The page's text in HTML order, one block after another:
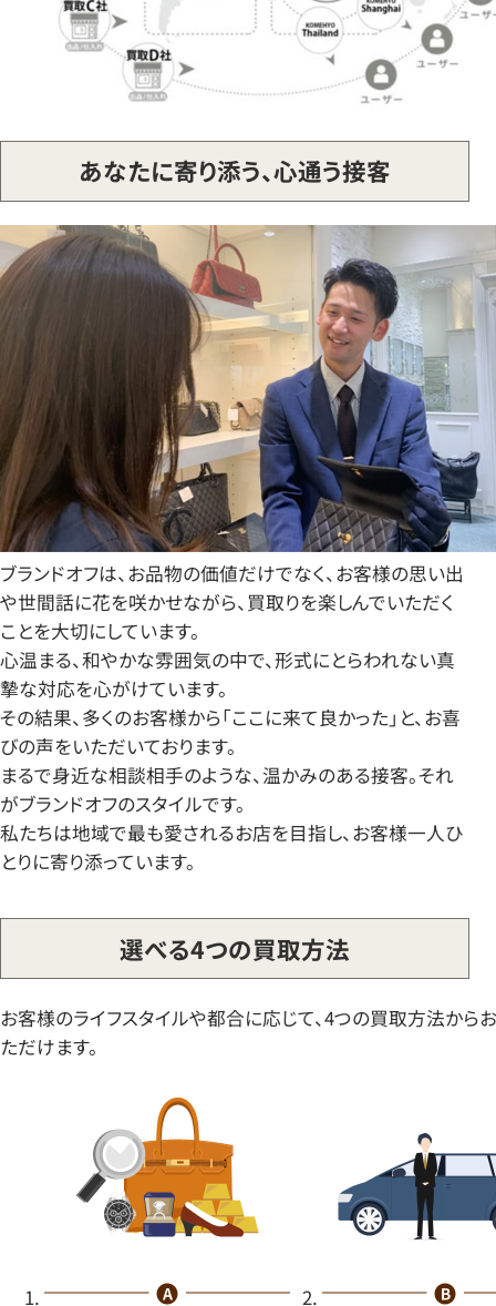
あなたに寄り添う、心通う接客
ブランドオフは、お品物の価値だけでなく、お客様の思い出
や世間話に花を咲かせながら、買取りを楽しんでいただく
ことを大切にしています。
心温まる、和やかな雰囲気の中で、形式にとらわれない真
摯な対応を心がけています。
その結果、多くのお客様から「ここに来て良かった」と、お喜
びの声をいただいております。
まるで身近な相談相手のような、温かみのある接客。それ
がブランドオフのスタイルです。
私たちは地域で最も愛されるお店を目指し、お客様一人ひ
とりに寄り添っています。
選べる4つの買取方法
お客様のライフスタイルや都合に応じて、4つの買取方法から
ただけます。